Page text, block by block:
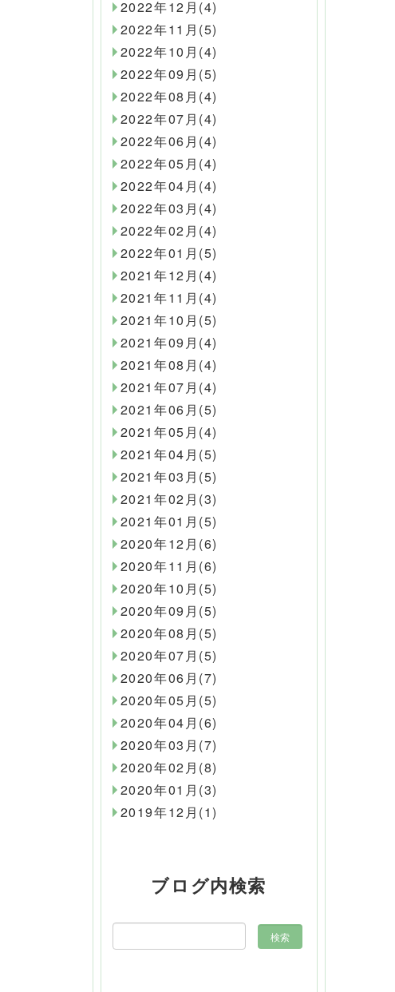
2022年12月(4)
2022年11月(5)
2022年10月(4)
2022年09月(5)
2022年08月(4)
2022年07月(4)
2022年06月(4)
2022年05月(4)
2022年04月(4)
2022年03月(4)
2022年02月(4)
2022年01月(5)
2021年12月(4)
2021年11月(4)
2021年10月(5)
2021年09月(4)
2021年08月(4)
2021年07月(4)
2021年06月(5)
2021年05月(4)
2021年04月(5)
2021年03月(5)
2021年02月(3)
2021年01月(5)
2020年12月(6)
2020年11月(6)
2020年10月(5)
2020年09月(5)
2020年08月(5)
2020年07月(5)
2020年06月(7)
2020年05月(5)
2020年04月(6)
2020年03月(7)
2020年02月(8)
2020年01月(3)
2019年12月(1)
ブログ内検索